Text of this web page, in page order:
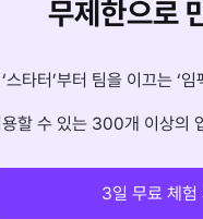
무제한으로
스타터’부터 팀을 이끄는 ‘
할 수 있는 300개 이상의
3일 무료 체험